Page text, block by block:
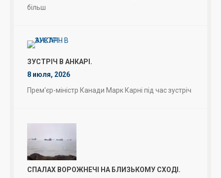
більш
ЗУСТРІЧ В АНКАРІ.
8 июля, 2026
Прем'єр-міністр Канади Марк Карні під час зустріч
СПАЛАХ ВОРОЖНЕЧІ НА БЛИЗЬКОМУ СХОДІ.